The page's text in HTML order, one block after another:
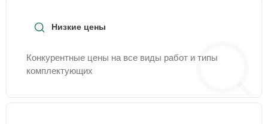
Низкие цены
Конкурентные цены на все виды работ и типы
комплектующих